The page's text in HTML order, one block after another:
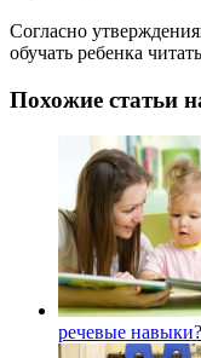
Согласно
обучать ребенка
Похожие статьи
речевые навыки?